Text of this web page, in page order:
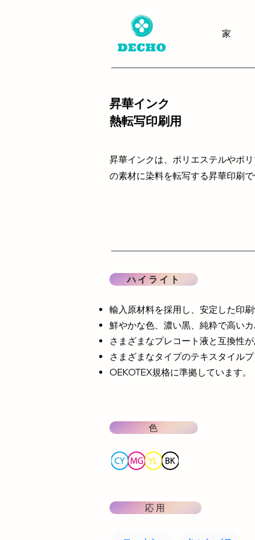
家
昇華インク
熱転写印刷用
昇華インクは、ポリエステルやポ
の素材に染料を転写する昇華印刷
ハイライト
輸入原材料を採用し、安定した印刷
鮮やかな色、濃い黒、純粋で高いカ
さまざまなプレコート液と互換性
さまざまなタイプのテキスタイル
OEKOTEX規格に準拠しています。
色
応用